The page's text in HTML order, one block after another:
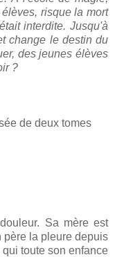
risque la mort
interdite. Jusqu'à
change le destin du
des jeunes élèves
?
de deux tomes
Sa mère est
père la pleure depuis
toute son enfance